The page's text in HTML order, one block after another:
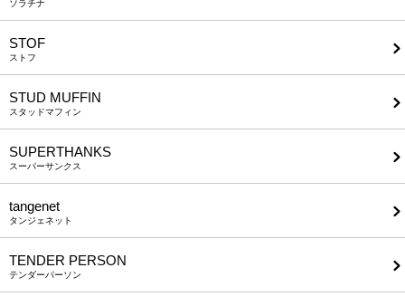
ソラチナ
STOF
ストフ
STUD MUFFIN
スタッドマフィン
SUPERTHANKS
スーパーサンクス
tangenet
タンジェネット
TENDER PERSON
テンダーパーソン